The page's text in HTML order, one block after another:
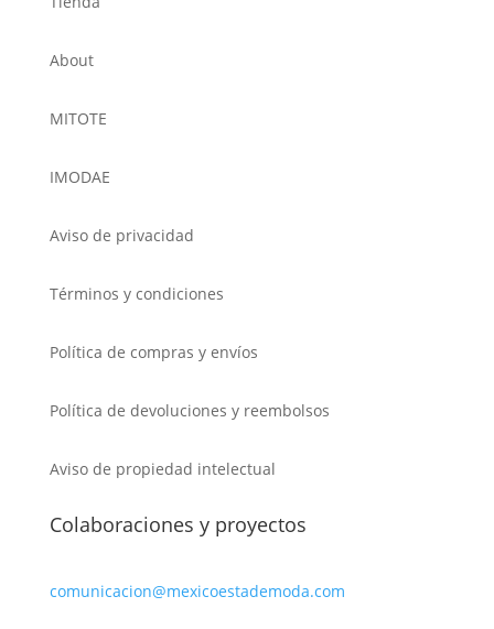
About
MITOTE
IMODAE
Aviso de privacidad
Términos y condiciones
Política de compras y envíos
Política de devoluciones y reembolsos
Aviso de propiedad intelectual
Colaboraciones y proyectos
comunicacion@mexicoestademoda.com